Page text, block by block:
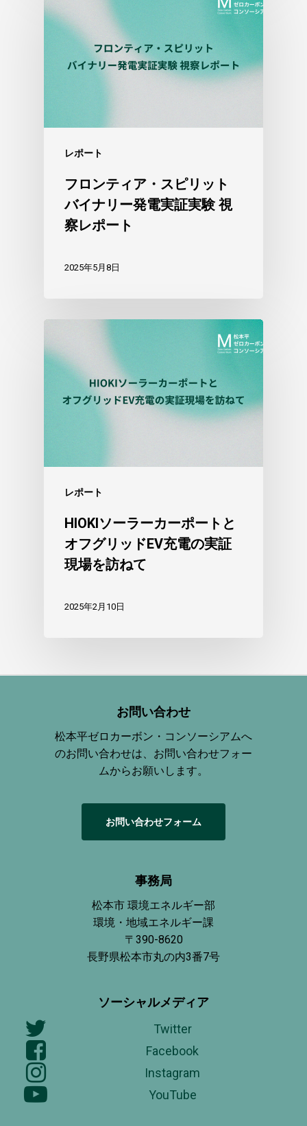
レポート
フロンティア・スピリット
バイナリー発電実証実験 視
察レポート
2025年5月8日
レポート
HIOKIソーラーカーポートと
オフグリッドEV充電の実証
現場を訪ねて
2025年2月10日
お問い合わせ
松本平ゼロカーボン・コンソーシアムへ
のお問い合わせは、お問い合わせフォー
ムからお願いします。
お問い合わせフォーム
事務局
松本市 環境エネルギー部
環境・地域エネルギー課
〒390-8620
長野県松本市丸の内3番7号
ソーシャルメディア
Twitter
Facebook
Instagram
YouTube